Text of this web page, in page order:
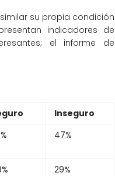
su propia condición
indicadores de
el informe de
Inseguro
47%
29%